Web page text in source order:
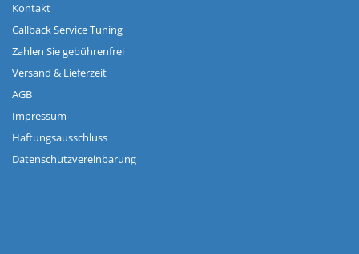
Kontakt
Callback Service Tuning
Zahlen Sie gebührenfrei
Versand & Lieferzeit
AGB
Impressum
Haftungsausschluss
Datenschutzvereinbarung